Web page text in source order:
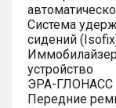
Система
сидений
устройство
ЭРА-ГЛОНАСС
Передние